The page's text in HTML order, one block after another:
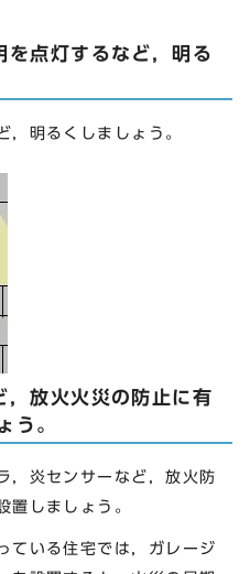
点灯するなど，明る
，明るくしましょう。
放火火災の防止に有
う。
，炎センサーなど，放火防
置しましょう。
ている住宅では，ガレージ